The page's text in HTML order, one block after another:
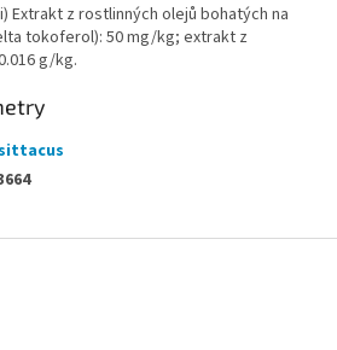
Extrakt z rostlinných olejů bohatých na
tokoferol): 50 mg/kg; extrakt z
g/kg.